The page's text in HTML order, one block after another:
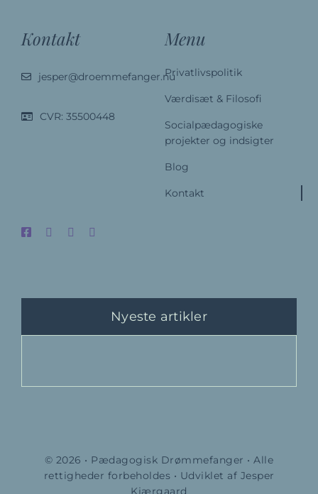
Kontakt
jesper@droemmefanger.nu
CVR: 35500448
Menu
Privatlivspolitik
Værdisæt & Filosofi
Socialpædagogiske
projekter og indsigter
Blog
Kontakt
Nyeste artikler
© 2026 • Pædagogisk Drømmefanger • Alle
rettigheder forbeholdes • Udviklet af Jesper
Kjærgaard